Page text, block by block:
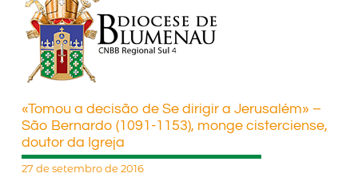
«Tomou a decisão de Se dirigir a Jerusalém» –
São Bernardo (1091-1153), monge cisterciense,
doutor da Igreja
27 de setembro de 2016